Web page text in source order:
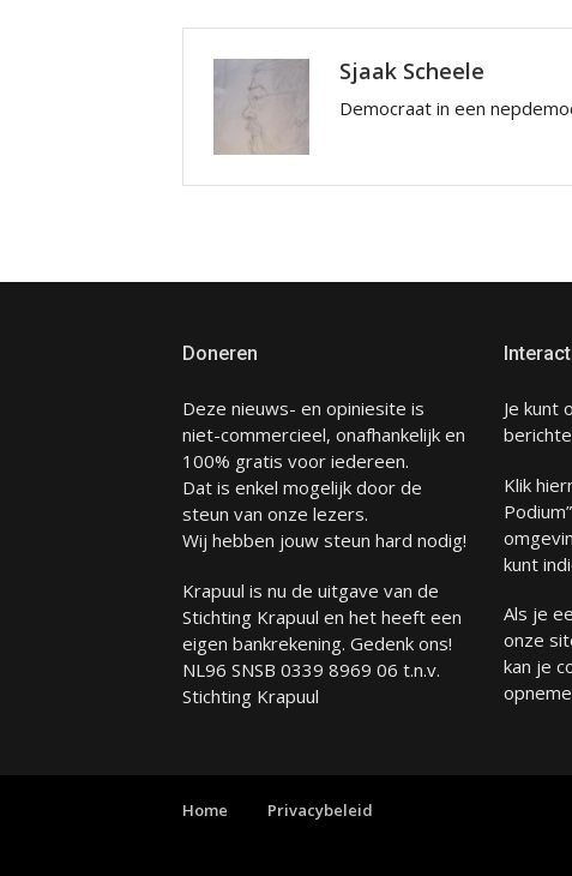
Sjaak Scheele
Democraat in een
Doneren
Deze nieuws- en opiniesite is
niet-commercieel, onafhankelijk en
100% gratis voor iedereen.
Dat is enkel mogelijk door de
steun van onze lezers.
Wij hebben jouw steun hard nodig!
Krapuul is nu de uitgave van de
Stichting Krapuul en het heeft een
eigen bankrekening. Gedenk ons!
NL96 SNSB 0339 8969 06 t.n.v.
Stichting Krapuul
Je kunt
Klik
kunt
Als je
onze
kan je
Home
Privacybeleid